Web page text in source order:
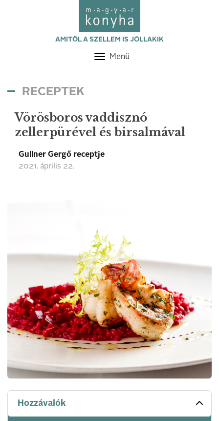
AMITŐL A SZELLEM IS JÓLLAKIK
Toggle
Menü
RECEPTEK
Vörösboros vaddisznó
zellerpürével és birsalmával
Gullner Gergő receptje
2021. április 22.
Hozzávalók